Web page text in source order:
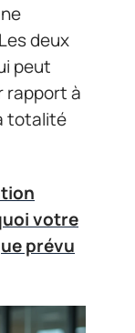
deux
peut
rapport à
totalité
votre
prévu